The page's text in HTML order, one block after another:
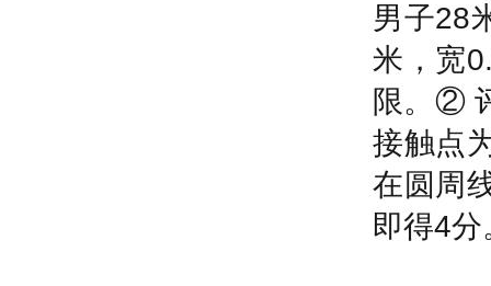
男子28
米，宽
限。 ②
接触点
在圆周
即得4分